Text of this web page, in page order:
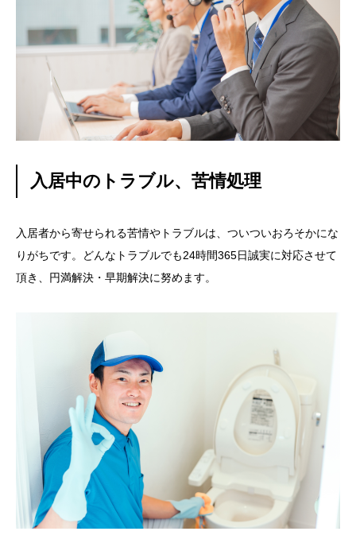
入居中のトラブル、苦情処理
入居者から寄せられる苦情やトラブルは、ついついおろそかにな
りがちです。どんなトラブルでも24時間365日誠実に対応させて
頂き、円満解決・早期解決に努めます。